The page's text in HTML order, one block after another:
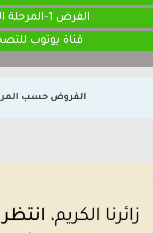
الفرض 1-المرحلة الأولى
قناة يوتوب
الفروض حسب